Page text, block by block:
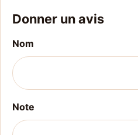
Donner un avis
Nom
Note